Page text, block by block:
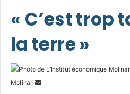
« C’est trop
la terre »
Molinari
Envoyer